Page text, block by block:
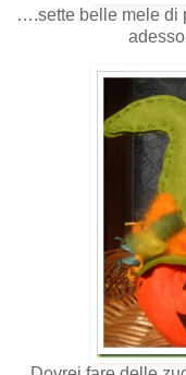
….sette belle mele di